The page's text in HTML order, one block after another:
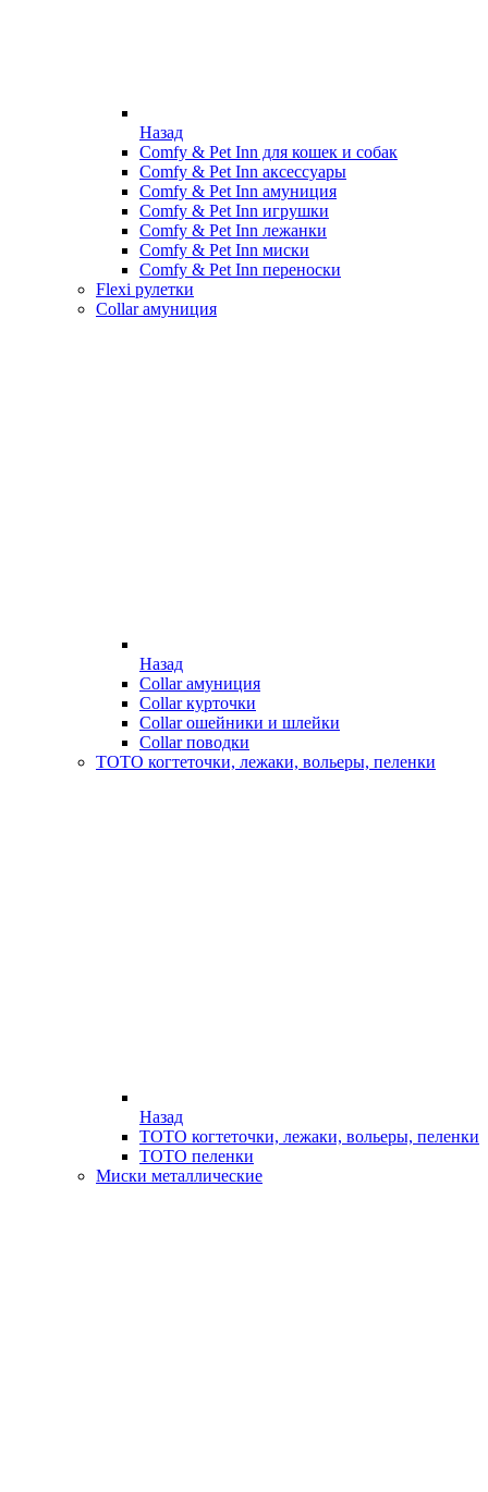
Назад
Comfy & Pet Inn для кошек и собак
Comfy & Pet Inn аксессуары
Comfy & Pet Inn амуниция
Comfy & Pet Inn игрушки
Comfy & Pet Inn лежанки
Comfy & Pet Inn миски
Comfy & Pet Inn переноски
Flexi рулетки
Collar амуниция
Назад
Collar амуниция
Collar курточки
Collar ошейники и шлейки
Collar поводки
ТОТО когтеточки, лежаки, вольеры, пеленки
Назад
ТОТО когтеточки, лежаки, вольеры, пеленки
ТОТО пеленки
Миски металлические